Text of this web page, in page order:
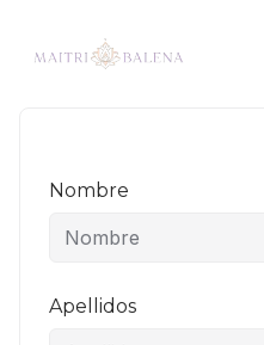
Nombre
Apellidos